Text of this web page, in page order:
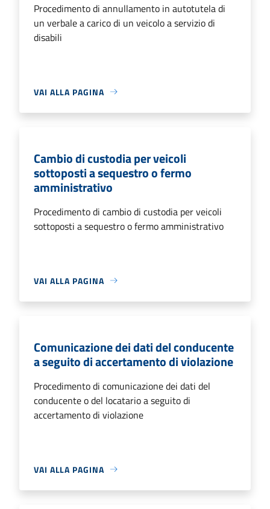
Procedimento di annullamento in autotutela di
un verbale a carico di un veicolo a servizio di
disabili
VAI ALLA PAGINA
Cambio di custodia per veicoli
sottoposti a sequestro o fermo
amministrativo
Procedimento di cambio di custodia per veicoli
sottoposti a sequestro o fermo amministrativo
VAI ALLA PAGINA
Comunicazione dei dati del conducente
a seguito di accertamento di violazione
Procedimento di comunicazione dei dati del
conducente o del locatario a seguito di
accertamento di violazione
VAI ALLA PAGINA